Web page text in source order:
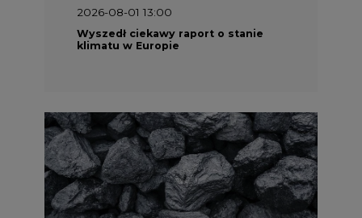
2026-08-01 13:00
Wyszedł ciekawy raport o stanie
klimatu w Europie